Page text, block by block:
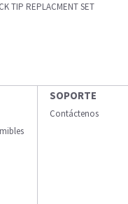
TIP REPLACMENT SET
SOPORTE
Contáctenos